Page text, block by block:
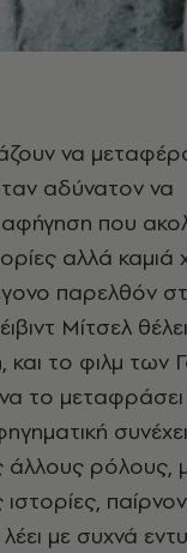
να
αδύνατον να
αφήγηση που
αλλά καμιά
παρελθόν
Μίτσελ
και το φιλμ των
το μεταφράσει
άλλους ρόλους,
με συχνά